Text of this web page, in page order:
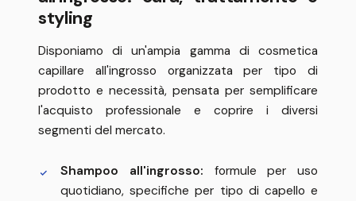
styling
Disponiamo di un'ampia gamma di cosmetica
capillare all'ingrosso organizzata per tipo di
prodotto e necessità, pensata per semplificare
l'acquisto professionale e coprire i diversi
segmenti del mercato.
Shampoo all'ingrosso: formule per uso
quotidiano, specifiche per tipo di capello e